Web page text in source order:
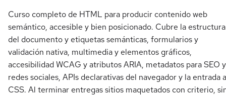
Curso completo de HTML para producir contenido web
semántico, accesible y bien posicionado. Cubre la estructura
del documento y etiquetas semánticas, formularios y
validación nativa, multimedia y elementos gráficos,
accesibilidad WCAG y atributos ARIA, metadatos para SEO y
redes sociales, APIs declarativas del navegador y la entrada a
CSS. Al terminar entregas sitios maquetados con criterio,